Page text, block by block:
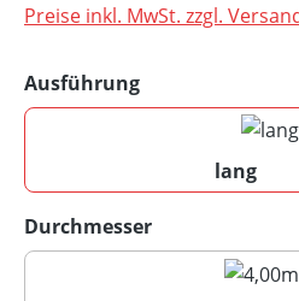
Preise inkl. MwSt. zzgl.
Ausführungauswählen
lang
Durchmesserauswählen